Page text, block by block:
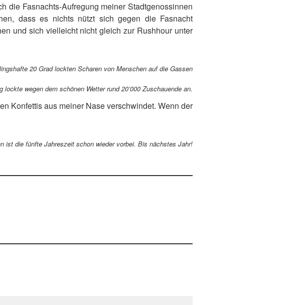
die Fasnachts-Aufregung meiner Stadtgenossinnen
dass es nichts nützt sich gegen die Fasnacht
und sich vielleicht nicht gleich zur Rushhour unter
20 Grad lockten Scharen von Menschen auf die Gassen
lockte wegen dem schönen Wetter rund 20’000 Zuschauende an.
Konfettis aus meiner Nase verschwindet. Wenn der
ist die fünfte Jahreszeit schon wieder vorbei. Bis nächstes Jahr!